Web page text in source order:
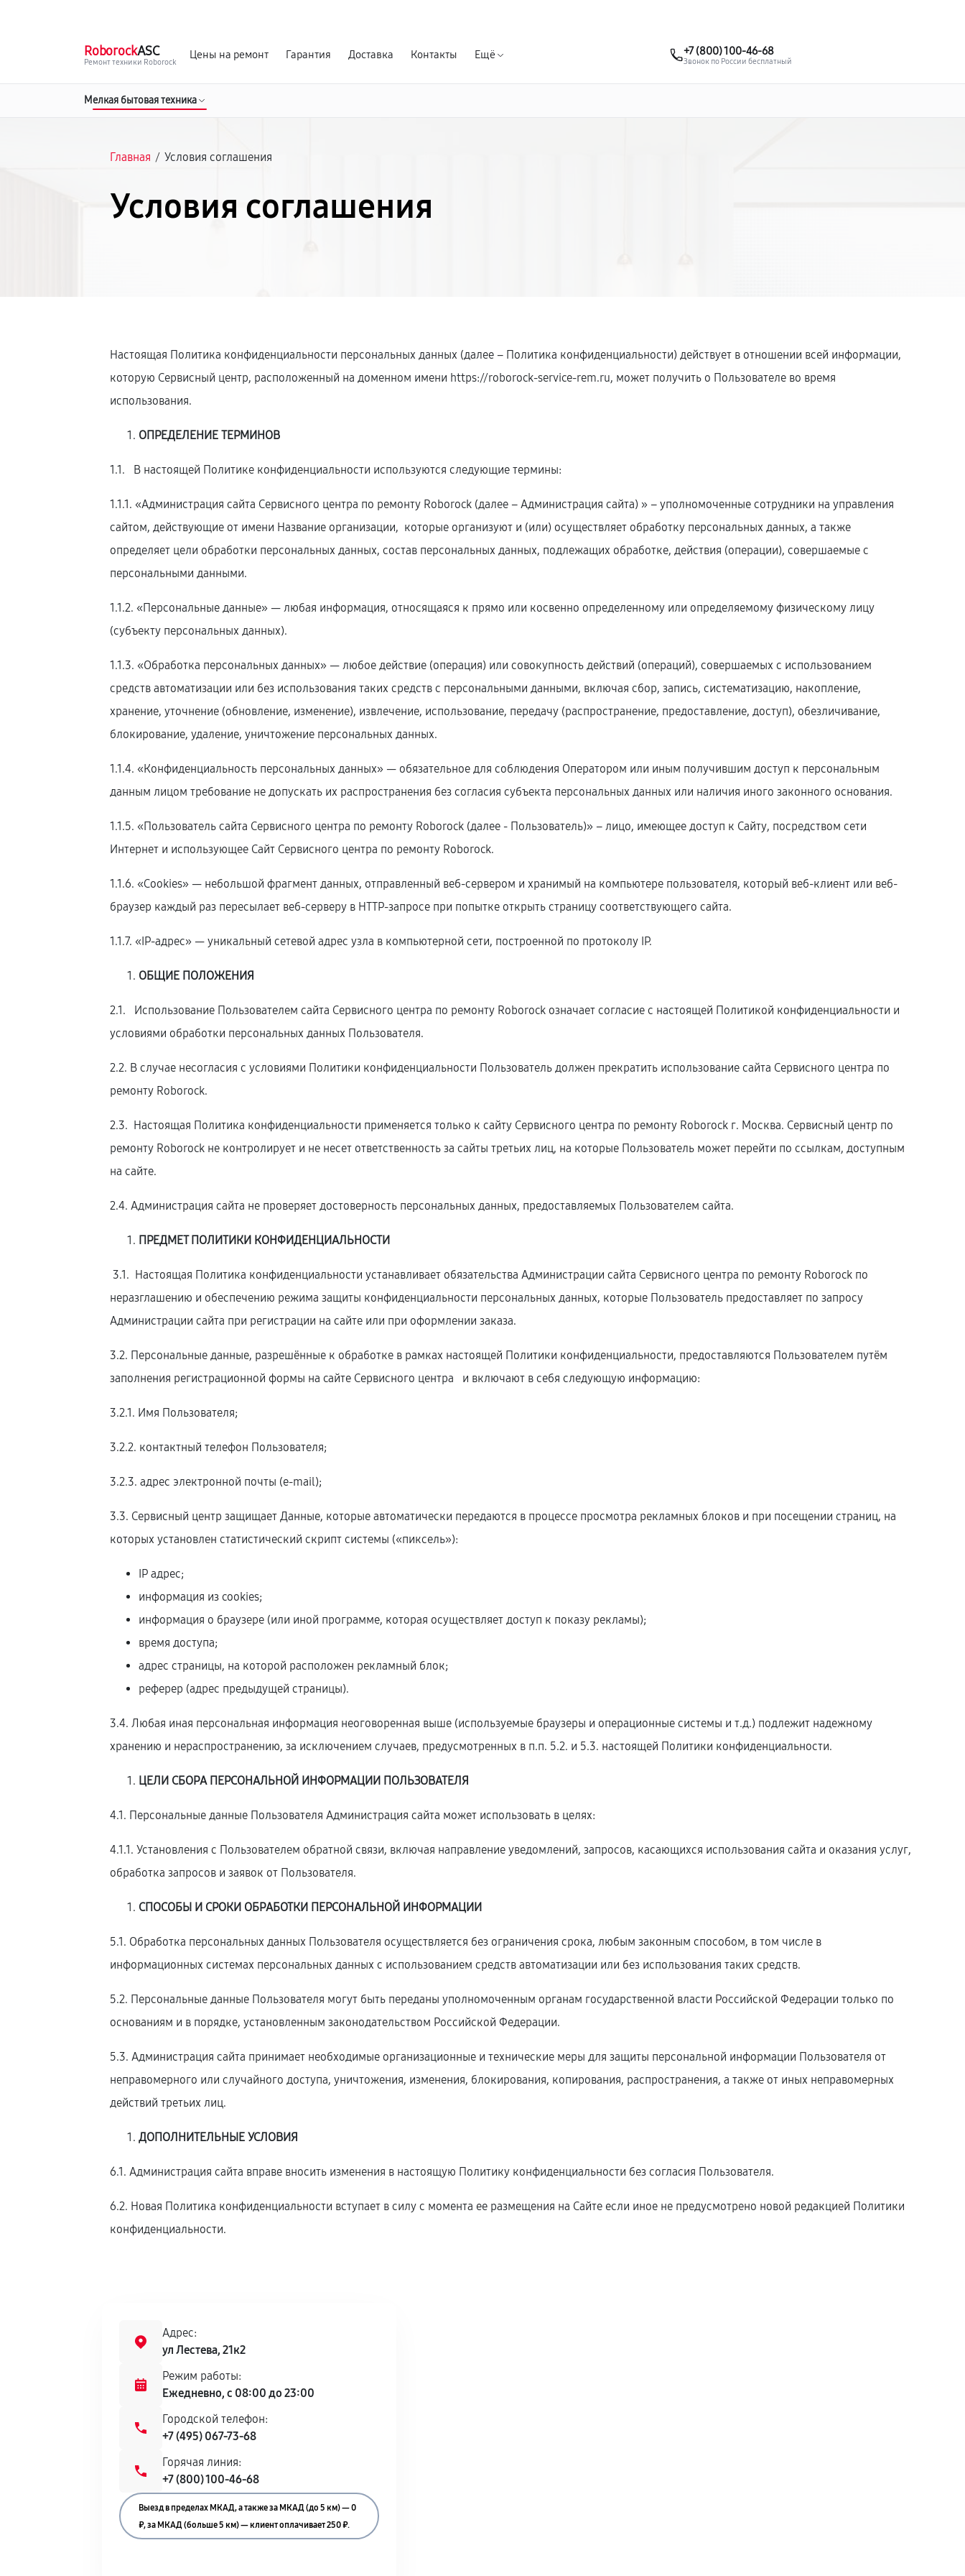
RoborockASC
Ремонт техники Roborock
Цены на ремонт Гарантия Доставка Контакты Ещё +7 (800) 100-46-68
Звонок по России бесплатный
Мелкая бытовая техника
Главная / Условия соглашения
Условия соглашения
Настоящая Политика конфиденциальности персональных данных (далее – Политика конфиденциальности) действует в отношении всей информации,
которую Сервисный центр, расположенный на доменном имени https://roborock-service-rem.ru, может получить о Пользователе во время
использования.
ОПРЕДЕЛЕНИЕ ТЕРМИНОВ
1.1. В настоящей Политике конфиденциальности используются следующие термины:
1.1.1. «Администрация сайта Сервисного центра по ремонту Roborock (далее – Администрация сайта) » – уполномоченные сотрудники на управления
сайтом, действующие от имени Название организации, которые организуют и (или) осуществляет обработку персональных данных, а также
определяет цели обработки персональных данных, состав персональных данных, подлежащих обработке, действия (операции), совершаемые с
персональными данными.
1.1.2. «Персональные данные» — любая информация, относящаяся к прямо или косвенно определенному или определяемому физическому лицу
(субъекту персональных данных).
1.1.3. «Обработка персональных данных» — любое действие (операция) или совокупность действий (операций), совершаемых с использованием
средств автоматизации или без использования таких средств с персональными данными, включая сбор, запись, систематизацию, накопление,
хранение, уточнение (обновление, изменение), извлечение, использование, передачу (распространение, предоставление, доступ), обезличивание,
блокирование, удаление, уничтожение персональных данных.
1.1.4. «Конфиденциальность персональных данных» — обязательное для соблюдения Оператором или иным получившим доступ к персональным
данным лицом требование не допускать их распространения без согласия субъекта персональных данных или наличия иного законного основания.
1.1.5. «Пользователь сайта Сервисного центра по ремонту Roborock (далее ‑ Пользователь)» – лицо, имеющее доступ к Сайту, посредством сети
Интернет и использующее Сайт Сервисного центра по ремонту Roborock.
1.1.6. «Cookies» — небольшой фрагмент данных, отправленный веб-сервером и хранимый на компьютере пользователя, который веб-клиент или веб-
браузер каждый раз пересылает веб-серверу в HTTP-запросе при попытке открыть страницу соответствующего сайта.
1.1.7. «IP-адрес» — уникальный сетевой адрес узла в компьютерной сети, построенной по протоколу IP.
ОБЩИЕ ПОЛОЖЕНИЯ
2.1. Использование Пользователем сайта Сервисного центра по ремонту Roborock означает согласие с настоящей Политикой конфиденциальности и
условиями обработки персональных данных Пользователя.
2.2. В случае несогласия с условиями Политики конфиденциальности Пользователь должен прекратить использование сайта Сервисного центра по
ремонту Roborock.
2.3. Настоящая Политика конфиденциальности применяется только к сайту Сервисного центра по ремонту Roborock г. Москва. Сервисный центр по
ремонту Roborock не контролирует и не несет ответственность за сайты третьих лиц, на которые Пользователь может перейти по ссылкам, доступным
на сайте.
2.4. Администрация сайта не проверяет достоверность персональных данных, предоставляемых Пользователем сайта.
ПРЕДМЕТ ПОЛИТИКИ КОНФИДЕНЦИАЛЬНОСТИ
3.1. Настоящая Политика конфиденциальности устанавливает обязательства Администрации сайта Сервисного центра по ремонту Roborock по
неразглашению и обеспечению режима защиты конфиденциальности персональных данных, которые Пользователь предоставляет по запросу
Администрации сайта при регистрации на сайте или при оформлении заказа.
3.2. Персональные данные, разрешённые к обработке в рамках настоящей Политики конфиденциальности, предоставляются Пользователем путём
заполнения регистрационной формы на cайте Сервисного центра и включают в себя следующую информацию:
3.2.1. Имя Пользователя;
3.2.2. контактный телефон Пользователя;
3.2.3. адрес электронной почты (e-mail);
3.3. Сервисный центр защищает Данные, которые автоматически передаются в процессе просмотра рекламных блоков и при посещении страниц, на
которых установлен статистический скрипт системы («пиксель»):
IP адрес;
информация из cookies;
информация о браузере (или иной программе, которая осуществляет доступ к показу рекламы);
время доступа;
адрес страницы, на которой расположен рекламный блок;
реферер (адрес предыдущей страницы).
3.4. Любая иная персональная информация неоговоренная выше (используемые браузеры и операционные системы и т.д.) подлежит надежному
хранению и нераспространению, за исключением случаев, предусмотренных в п.п. 5.2. и 5.3. настоящей Политики конфиденциальности.
ЦЕЛИ СБОРА ПЕРСОНАЛЬНОЙ ИНФОРМАЦИИ ПОЛЬЗОВАТЕЛЯ
4.1. Персональные данные Пользователя Администрация сайта может использовать в целях:
4.1.1. Установления с Пользователем обратной связи, включая направление уведомлений, запросов, касающихся использования сайта и оказания услуг,
обработка запросов и заявок от Пользователя.
СПОСОБЫ И СРОКИ ОБРАБОТКИ ПЕРСОНАЛЬНОЙ ИНФОРМАЦИИ
5.1. Обработка персональных данных Пользователя осуществляется без ограничения срока, любым законным способом, в том числе в
информационных системах персональных данных с использованием средств автоматизации или без использования таких средств.
5.2. Персональные данные Пользователя могут быть переданы уполномоченным органам государственной власти Российской Федерации только по
основаниям и в порядке, установленным законодательством Российской Федерации.
5.3. Администрация сайта принимает необходимые организационные и технические меры для защиты персональной информации Пользователя от
неправомерного или случайного доступа, уничтожения, изменения, блокирования, копирования, распространения, а также от иных неправомерных
действий третьих лиц.
ДОПОЛНИТЕЛЬНЫЕ УСЛОВИЯ
6.1. Администрация сайта вправе вносить изменения в настоящую Политику конфиденциальности без согласия Пользователя.
6.2. Новая Политика конфиденциальности вступает в силу с момента ее размещения на Сайте если иное не предусмотрено новой редакцией Политики
конфиденциальности.
Адрес:
ул Лестева, 21к2
Режим работы:
Ежедневно, с 08:00 до 23:00
Городской телефон:
+7 (495) 067-73-68
Горячая линия:
+7 (800) 100-46-68
Выезд в пределах МКАД, а также за МКАД (до 5 км) — 0
₽, за МКАД (больше 5 км) — клиент оплачивает 250 ₽.